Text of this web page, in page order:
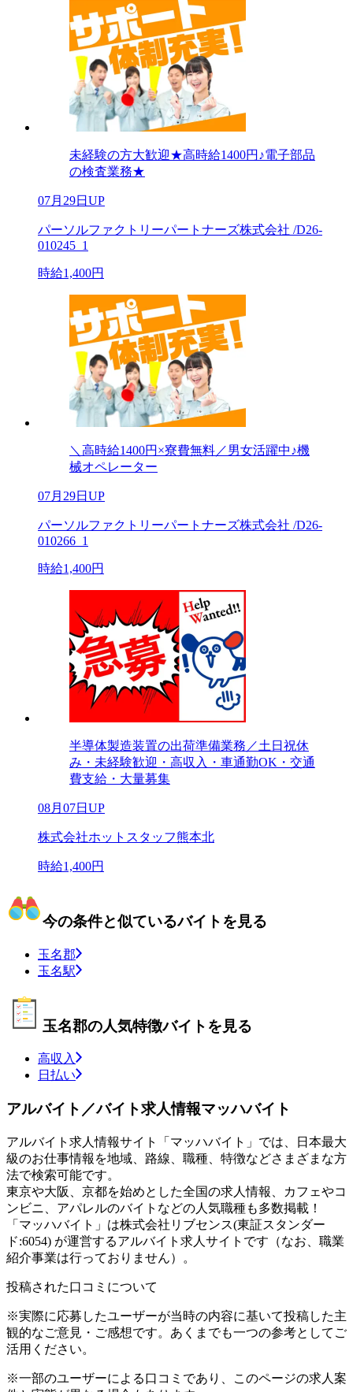
未経験の方大歓迎★高時給1400円♪電子部品
の検査業務★
07月29日UP
パーソルファクトリーパートナーズ株式会社 /D26-
010245_1
時給1,400円
＼高時給1400円×寮費無料／男女活躍中♪機
械オペレーター
07月29日UP
パーソルファクトリーパートナーズ株式会社 /D26-
010266_1
時給1,400円
半導体製造装置の出荷準備業務／土日祝休
み・未経験歓迎・高収入・車通勤OK・交通
費支給・大量募集
08月07日UP
株式会社ホットスタッフ熊本北
時給1,400円
今の条件と似ているバイトを見る
玉名郡
玉名駅
玉名郡の人気特徴バイトを見る
高収入
日払い
アルバイト／バイト求人情報マッハバイト
アルバイト求人情報サイト「マッハバイト」では、日本最大
級のお仕事情報を地域、路線、職種、特徴などさまざまな方
法で検索可能です。
東京や大阪、京都を始めとした全国の求人情報、カフェやコ
ンビニ、アパレルのバイトなどの人気職種も多数掲載！
「マッハバイト」は株式会社リブセンス(東証スタンダー
ド:6054) が運営するアルバイト求人サイトです（なお、職業
紹介事業は行っておりません）。
投稿された口コミについて
※実際に応募したユーザーが当時の内容に基いて投稿した主
観的なご意見・ご感想です。あくまでも一つの参考としてご
活用ください。
※一部のユーザーによる口コミであり、このページの求人案